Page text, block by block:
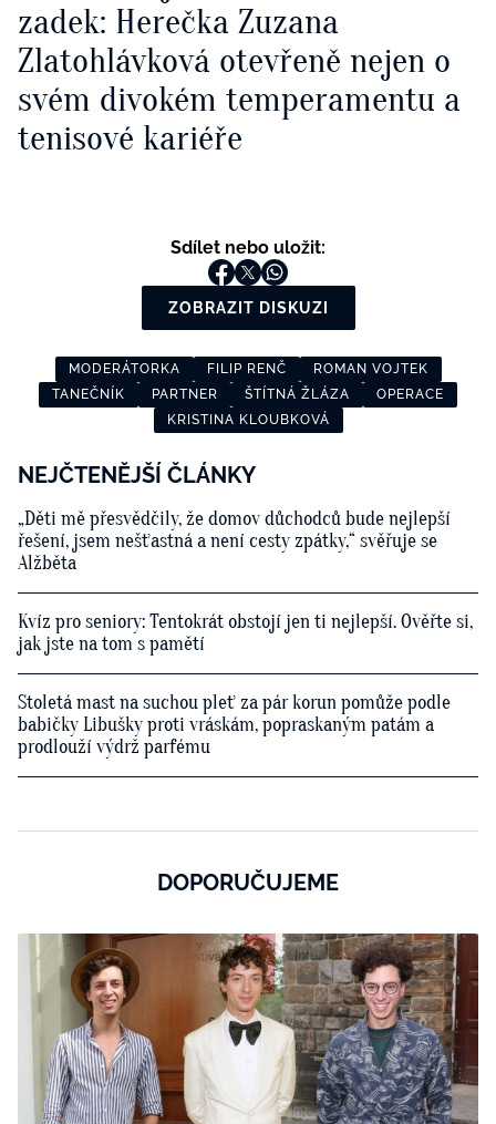
zadek: Herečka Zuzana
Zlatohlávková otevřeně nejen o
svém divokém temperamentu a
tenisové kariéře
Sdílet nebo uložit:
ZOBRAZIT DISKUZI
MODERÁTORKA FILIP RENČ
ROMAN VOJTEK
TANEČNÍK
PARTNER ŠTÍTNÁ ŽLÁZA
OPERACE
KRISTINA KLOUBKOVÁ
NEJČTENĚJŠÍ ČLÁNKY
„Děti mě přesvědčily, že domov důchodců bude nejlepší
řešení, jsem nešťastná a není cesty zpátky,“ svěřuje se
Alžběta
Kvíz pro seniory: Tentokrát obstojí jen ti nejlepší. Ověřte si,
jak jste na tom s pamětí
Stoletá mast na suchou pleť za pár korun pomůže podle
babičky Libušky proti vráskám, popraskaným patám a
prodlouží výdrž parfému
DOPORUČUJEME